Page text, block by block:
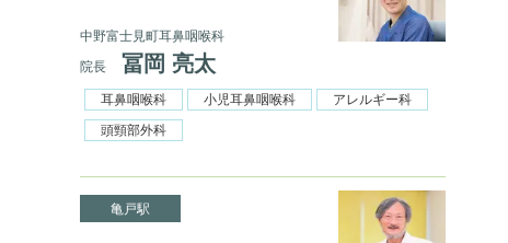
中野富士見町耳鼻咽喉科
院長
冨岡 亮太
耳鼻咽喉科 小児耳鼻咽喉科
アレルギー科
頭頸部外科
亀戸駅